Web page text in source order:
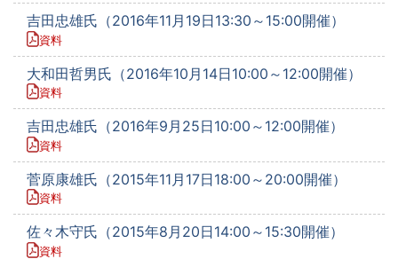
吉田忠雄氏（2016年11月19日13:30～15:00開催）
資料
大和田哲男氏（2016年10月14日10:00～12:00開催）
資料
吉田忠雄氏（2016年9月25日10:00～12:00開催）
資料
菅原康雄氏（2015年11月17日18:00～20:00開催）
資料
佐々木守氏（2015年8月20日14:00～15:30開催）
資料